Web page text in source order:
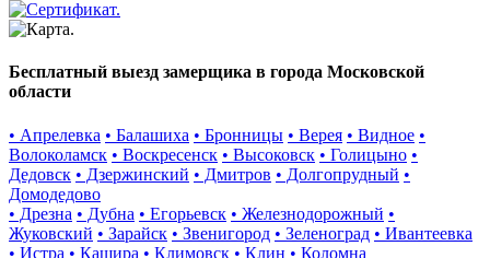
Бесплатный выезд замерщика в города Московской
области
• Апрелевка • Балашиха • Бронницы • Верея • Видное •
Волоколамск • Воскресенск • Высоковск • Голицыно •
Дедовск • Дзержинский • Дмитров • Долгопрудный •
Домодедово
• Дрезна • Дубна • Егорьевск • Железнодорожный •
Жуковский • Зарайск • Звенигород • Зеленоград • Ивантеевка
• Истра • Кашира • Климовск • Клин • Коломна